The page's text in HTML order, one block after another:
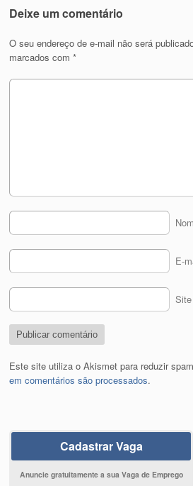
Deixe um comentário
O seu endereço de e-mail não será
marcados com*
E-
Site
Este site utiliza o Akismet para reduzir
em comentários são processados.
Cadastrar Vaga
Anuncie gratuitamente a sua Vaga de Emprego